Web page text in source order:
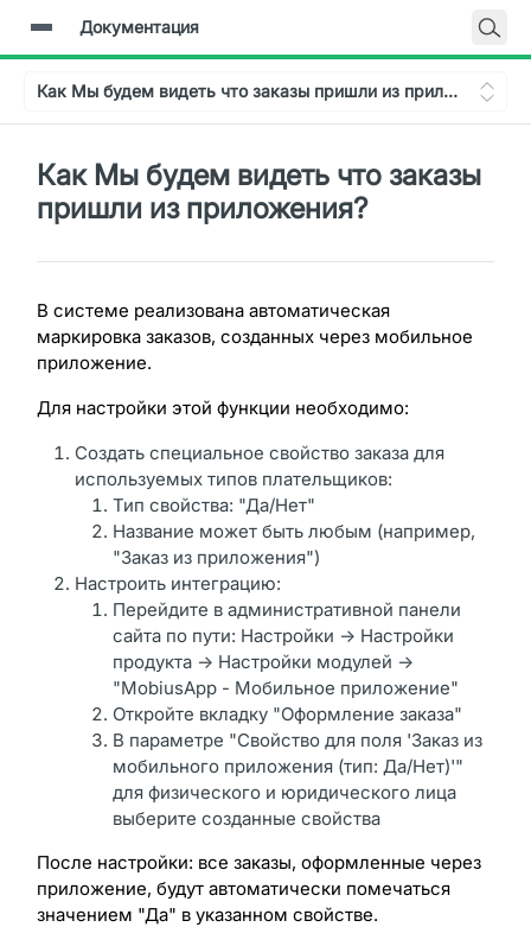
Документация
Как Мы будем видеть что заказы пришли из приложения?
Как Мы будем видеть что заказы
пришли из приложения?
В системе реализована автоматическая
маркировка заказов, созданных через мобильное
приложение.
Для настройки этой функции необходимо:
Создать специальное свойство заказа для
используемых типов плательщиков:
Тип свойства: "Да/Нет"
Название может быть любым (например,
"Заказ из приложения")
Настроить интеграцию:
Перейдите в административной панели
сайта по пути: Настройки → Настройки
продукта → Настройки модулей →
"MobiusApp - Мобильное приложение"
Откройте вкладку "Оформление заказа"
В параметре "Свойство для поля 'Заказ из
мобильного приложения (тип: Да/Нет)'"
для физического и юридического лица
выберите созданные свойства
После настройки: все заказы, оформленные через
приложение, будут автоматически помечаться
значением "Да" в указанном свойстве.